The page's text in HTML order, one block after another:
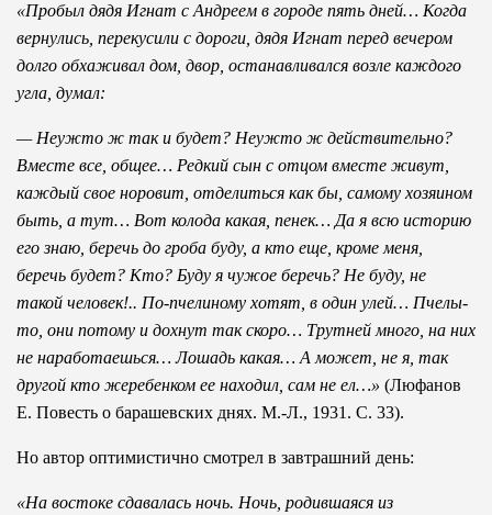
«Пробыл дядя Игнат с Андреем в городе пять дней… Когда
вернулись, перекусили с дороги, дядя Игнат перед вечером
долго обхаживал дом, двор, останавливался возле каждого
угла, думал:
— Неужто ж так и будет? Неужто ж действительно?
Вместе все, общее… Редкий сын с отцом вместе живут,
каждый свое норовит, отделиться как бы, самому хозяином
быть, а тут… Вот колода какая, пенек… Да я всю историю
его знаю, беречь до гроба буду, а кто еще, кроме меня,
беречь будет? Кто? Буду я чужое беречь? Не буду, не
такой человек!.. По-пчелиному хотят, в один улей… Пчелы-
то, они потому и дохнут так скоро… Трутней много, на них
не наработаешься… Лошадь какая… А может, не я, так
другой кто жеребенком ее находил, сам не ел…» (Люфанов
Е. Повесть о барашевских днях. М.-Л., 1931. С. 33).
Но автор оптимистично смотрел в завтрашний день:
«На востоке сдавалась ночь. Ночь, родившаяся из